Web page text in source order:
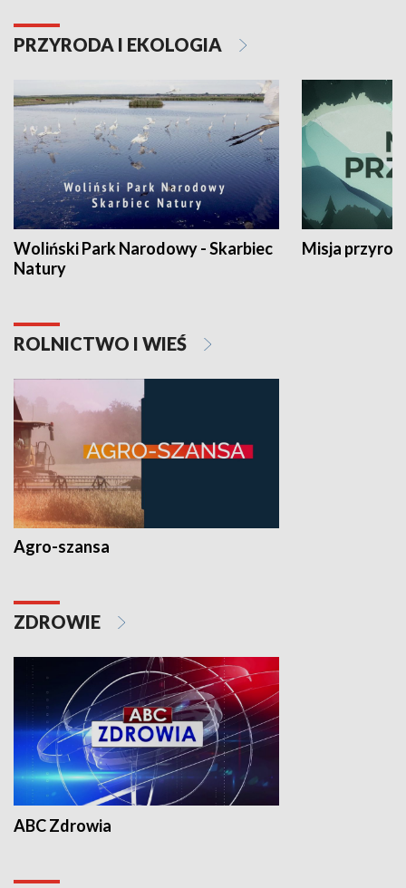
PRZYRODA I EKOLOGIA
Woliński Park Narodowy - Skarbiec
Natury
Misja
ROLNICTWO I WIEŚ
Agro-szansa
ZDROWIE
ABC Zdrowia